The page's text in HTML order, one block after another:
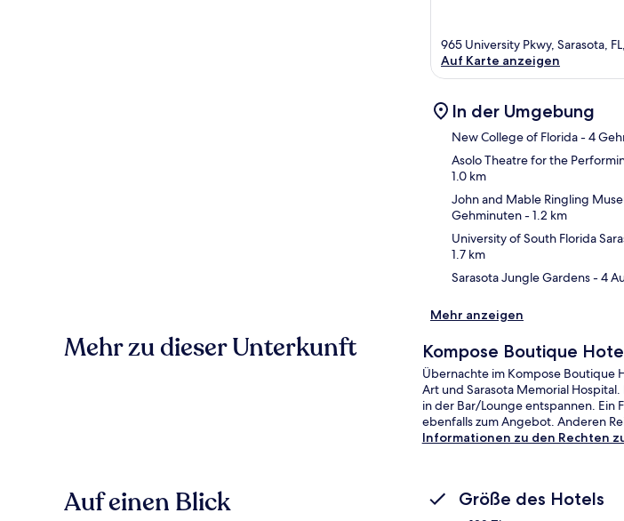
965 University Pkwy, Sarasota,
Auf Karte anzeigen
In der Umgebung
New College of Florida- 4
Asolo Theatre for the
1.0 km
John and Mable Ringling
Gehminuten- 1.2 km
University of South Florida
1.7 km
Sarasota Jungle Gardens- 4
Mehr anzeigen
Mehr zu dieser Unterkunft Kompose Boutique
Übernachte im Kompose Boutique
Art und Sarasota Memorial
in der Bar/Lounge entspannen.
ebenfalls zum Angebot. Anderen
Informationen zu den Rechten
Auf einen Blick Größe des Hotels